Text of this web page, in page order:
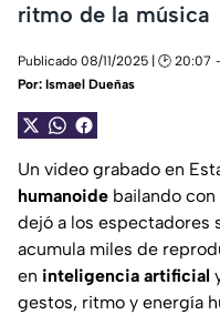
ritmo de la música
Publicado 08/11/2025 | 🕑 20:07
Por: Ismael Dueñas
Un video grabado en
humanoide bailando
dejó a los espectadores
acumula miles de
en inteligencia artificial
gestos, ritmo y energía